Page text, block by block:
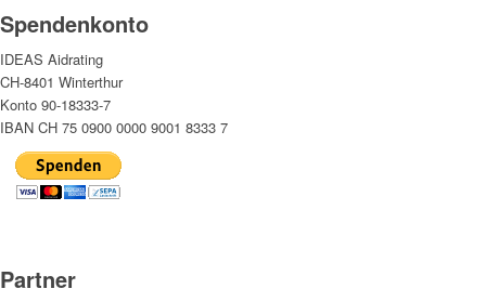
Spendenkonto
IDEAS Aidrating
CH-8401 Winterthur
Konto 90-18333-7
IBAN CH 75 0900 0000 9001 8333 7
Partner